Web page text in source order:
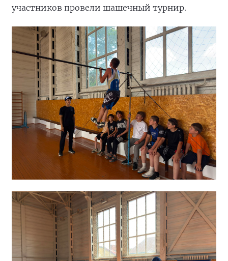
участников провели шашечный турнир.